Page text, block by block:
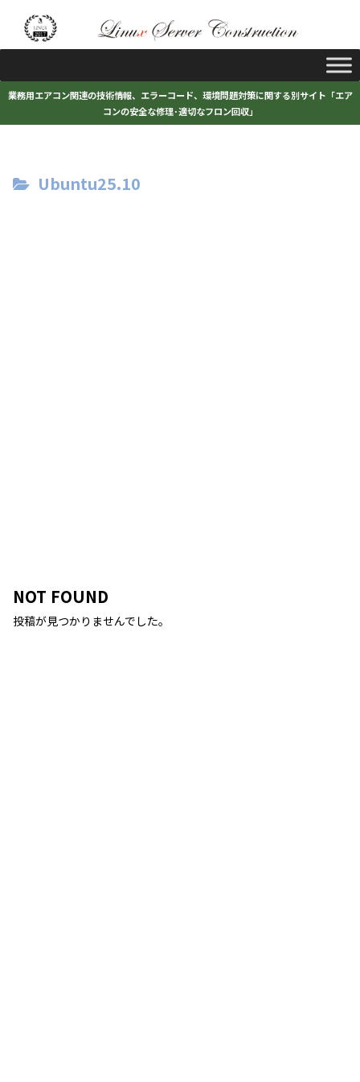
業務用エアコン関連の技術情報、エラーコード、環境問題対策に関する別サイト「エア
コンの安全な修理･適切なフロン回収」
Ubuntu25.10
NOT FOUND
投稿が見つかりませんでした。